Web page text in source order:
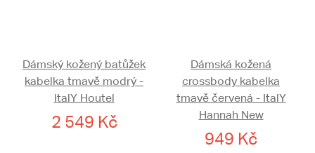
Dámský kožený batůžek
kabelka tmavě modrý -
ItalY Houtel
2 549 Kč
Dámská kožená
crossbody kabelka
tmavě červená - ItalY
Hannah New
949 Kč